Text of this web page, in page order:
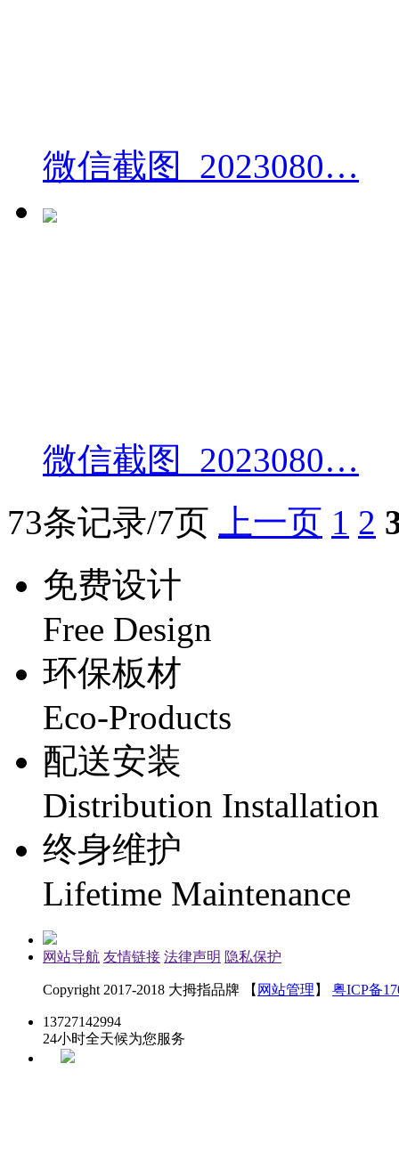
微信截图_2023080…
微信截图_2023080…
73条记录/7页
上一页 1 2
免费设计
Free Design
环保板材
Eco-Products
配送安装
Distribution Installation
终身维护
Lifetime Maintenance
网站导航 友情链接 法律声明 隐私保护
Copyright 2017-2018 大拇指品牌 【 网站管理 】 粤ICP备
13727142994
24小时全天候为您服务